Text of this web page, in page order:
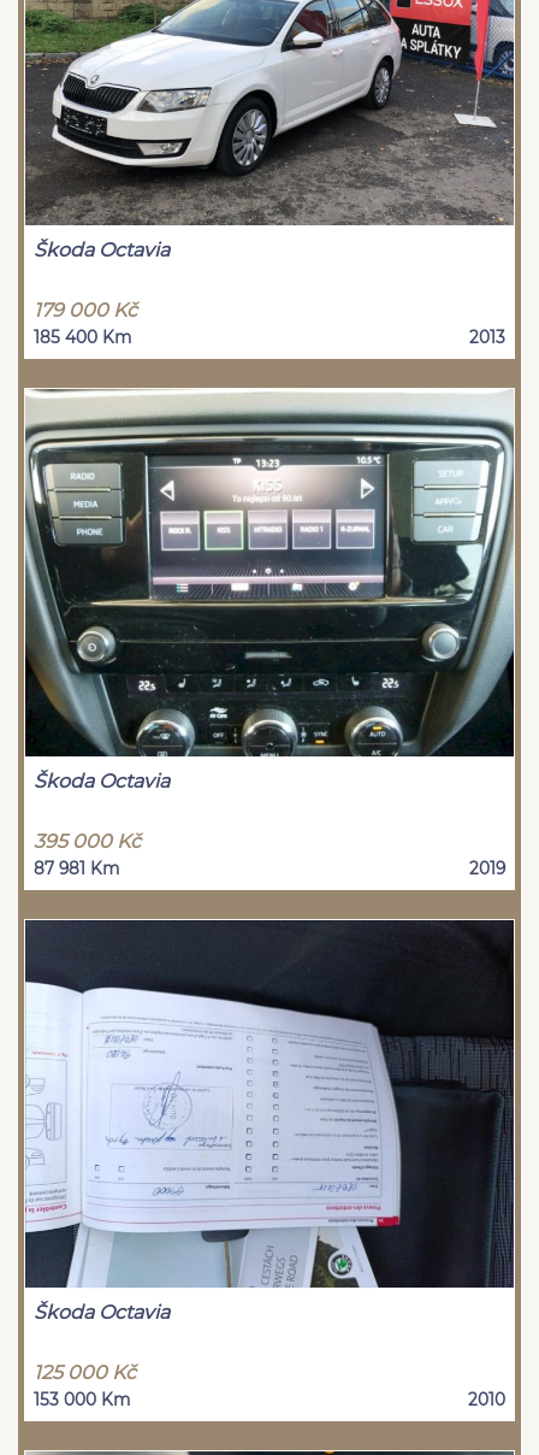
Škoda Octavia
179 000 Kč
185 400 Km 2013
Škoda Octavia
395 000 Kč
87 981 Km 2019
Škoda Octavia
125 000 Kč
153 000 Km 2010